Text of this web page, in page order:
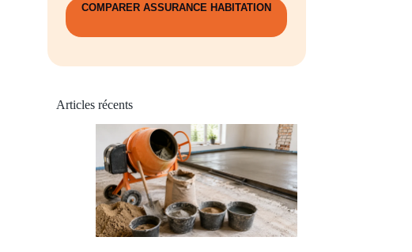
COMPARER ASSURANCE HABITATION
Articles récents